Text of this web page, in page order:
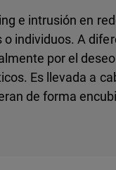
e intrusión en
individuos. A
por el
Es llevada a
de forma